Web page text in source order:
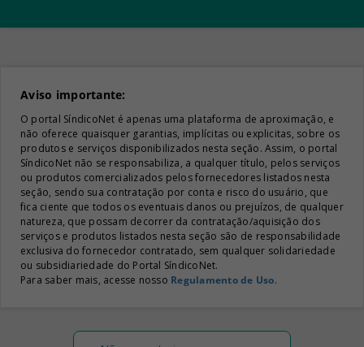
Aviso importante:
O portal SíndicoNet é apenas uma plataforma de aproximação, e
não oferece quaisquer garantias, implícitas ou explicitas, sobre os
produtos e serviços disponibilizados nesta seção. Assim, o portal
SíndicoNet não se responsabiliza, a qualquer título, pelos serviços
ou produtos comercializados pelos fornecedores listados nesta
seção, sendo sua contratação por conta e risco do usuário, que
fica ciente que todos os eventuais danos ou prejuízos, de qualquer
natureza, que possam decorrer da contratação/aquisição dos
serviços e produtos listados nesta seção são de responsabilidade
exclusiva do fornecedor contratado, sem qualquer solidariedade
ou subsidiariedade do Portal SíndicoNet.
Para saber mais, acesse nosso Regulamento de Uso.